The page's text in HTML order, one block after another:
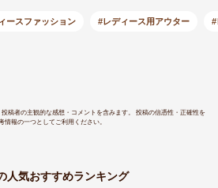
ングコート コート
さいサイ
ースファッション #レディース用アウター #
稿者の主観的な感想・コメントを含みます。 投稿の信憑性・正確性を
報の一つとしてご利用ください。
人気おすすめランキング